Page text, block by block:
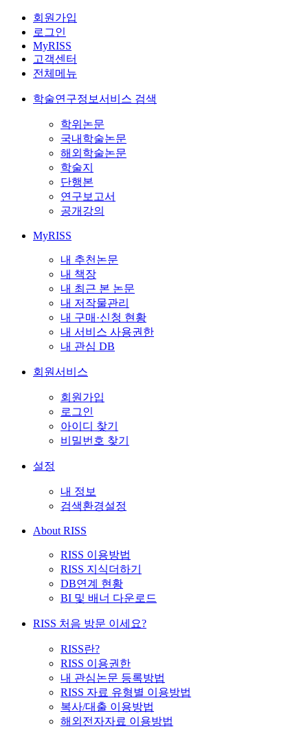
회원가입
로그인
MyRISS
고객센터
전체메뉴
학술연구정보서비스 검색
학위논문
국내학술논문
해외학술논문
학술지
단행본
연구보고서
공개강의
MyRISS
내 추천논문
내 책장
내 최근 본 논문
내 저작물관리
내 구매·신청 현황
내 서비스 사용권한
내 관심 DB
회원서비스
회원가입
로그인
아이디 찾기
비밀번호 찾기
설정
내 정보
검색환경설정
About RISS
RISS 이용방법
RISS 지식더하기
DB연계 현황
BI 및 배너 다운로드
RISS 처음 방문 이세요?
RISS란?
RISS 이용권한
내 관심논문 등록방법
RISS 자료 유형별 이용방법
복사/대출 이용방법
해외전자자료 이용방법